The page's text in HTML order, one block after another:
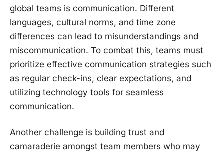
global ​teams is communication. Different
languages, ​cultural​ norms, and time ‌zone
differences ⁢can lead to misunderstandings and
miscommunication. To ⁢combat this, teams must
prioritize effective ⁤communication ​strategies such‌
as regular check-ins, clear ‌expectations, and‌
utilizing technology tools for seamless
communication.
Another challenge ⁣is building trust​ and
camaraderie amongst team members‍ who‍ may